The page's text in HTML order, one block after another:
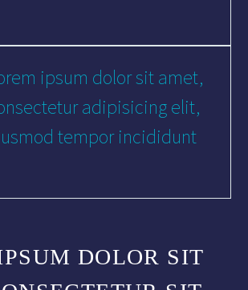
ipsum dolor sit amet,
adipisicing elit,
tempor incididunt
DOLOR SIT